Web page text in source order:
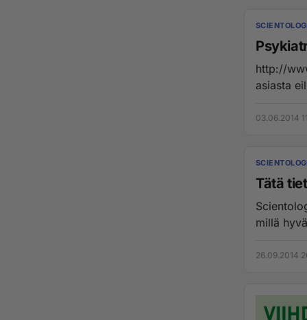
http://
asiasta
03.06.2014
Tätä
millä
26.09.2014